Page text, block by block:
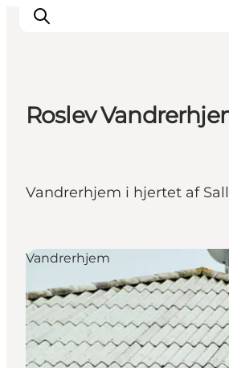
Roslev
Vandrerhjem i hjertet af
Vandrerhjem